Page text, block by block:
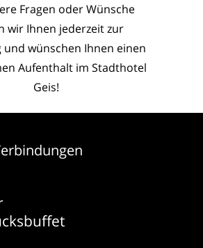
Fragen oder Wünsche
wir Ihnen jederzeit zur
und wünschen Ihnen einen
Aufenthalt im Stadthotel
Geis!